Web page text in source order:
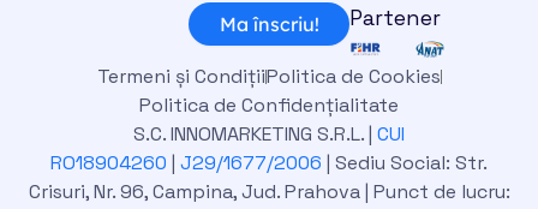
Ma înscriu! Partener
Termeni și CondițiiPolitica de Cookies
Politica de Confidențialitate
S.C. INNOMARKETING S.R.L. | CUI
RO18904260 | J29/1677/2006 | Sediu Social: Str.
Crisuri, Nr. 96, Campina, Jud. Prahova | Punct de lucru: